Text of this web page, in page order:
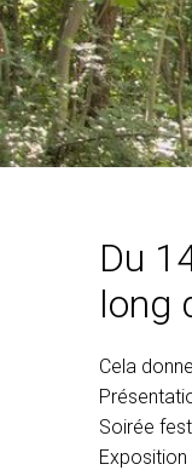
Du
long
Cela
Soirée
Exposition